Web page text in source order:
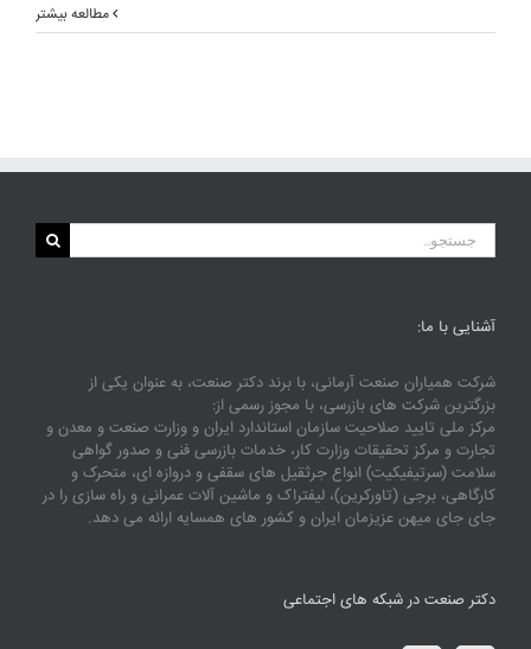
مطالعه بیشتر
جستجو
برای:
آشنایی با ما:
شرکت همیاران صنعت آرمانی، با برند دکتر صنعت، به عنوان یکی از
بزرگترین شرکت های بازرسی، با مجوز رسمی از:
مرکز ملی تایید صلاحیت سازمان استاندارد ایران و وزارت صنعت و معدن و
تجارت و مرکز تحقیقات وزارت کار، خدمات بازرسی فنی و صدور گواهی
سلامت (سرتیفیکیت) انواع جرثقیل های سقفی و دروازه ای، متحرک و
کارگاهی، برجی (تاورکرین)، لیفتراک و ماشین آلات عمرانی و راه سازی را در
جای جای میهن عزیزمان ایران و کشور های همسایه ارائه می دهد.
دکتر صنعت در شبکه های اجتماعی